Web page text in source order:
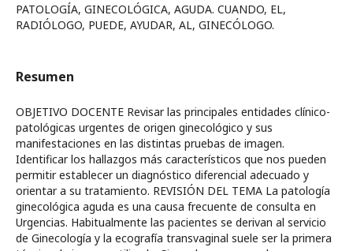
PATOLOGÍA, GINECOLÓGICA, AGUDA. CUANDO, EL,
RADIÓLOGO, PUEDE, AYUDAR, AL, GINECÓLOGO.
Resumen
OBJETIVO DOCENTE Revisar las principales entidades clínico-
patológicas urgentes de origen ginecológico y sus
manifestaciones en las distintas pruebas de imagen.
Identificar los hallazgos más característicos que nos pueden
permitir establecer un diagnóstico diferencial adecuado y
orientar a su tratamiento. REVISIÓN DEL TEMA La patología
ginecológica aguda es una causa frecuente de consulta en
Urgencias. Habitualmente las pacientes se derivan al servicio
de Ginecología y la ecografía transvaginal suele ser la primera